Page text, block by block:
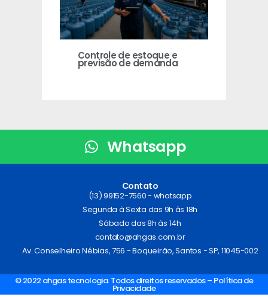
Controle de estoque e
previsão de demanda
Whatsapp
Contato
(13) 99152-7560 - whatsapp
Segunda à Sexta das 9h às 18h
Sábado das 8h às 14h
contato@ahgas.com.br
Av. Conselheiro Nébias, 756 - Boqueirão, Santos - SP, 11045-002
© 2022 ahgas tecnologia. Todos direitos reservados – Política de
Privacidade